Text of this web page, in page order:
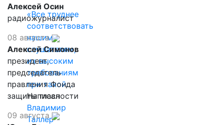
«Все труднее
соответствовать
нашим
слушателям,
их высоким
требованиям
при такой…
Написал
Владимир
Таллер
Алексей Осин
радиожурналист
08 августа
Алексей Симонов
президент,
председатель
правления Фонда
защиты гласности
09 августа